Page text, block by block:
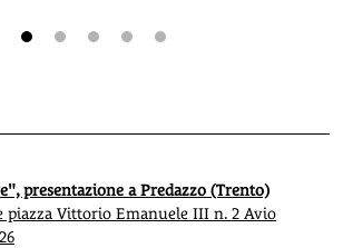
presentazione a Predazzo (Trento)
piazza Vittorio Emanuele III n. 2 Avio